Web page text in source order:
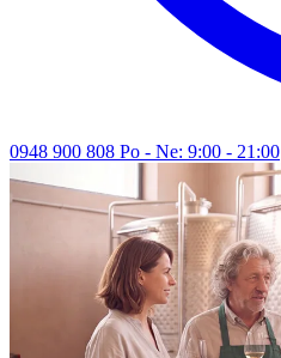
0948 900 808 Po - Ne: 9:00 - 21:00